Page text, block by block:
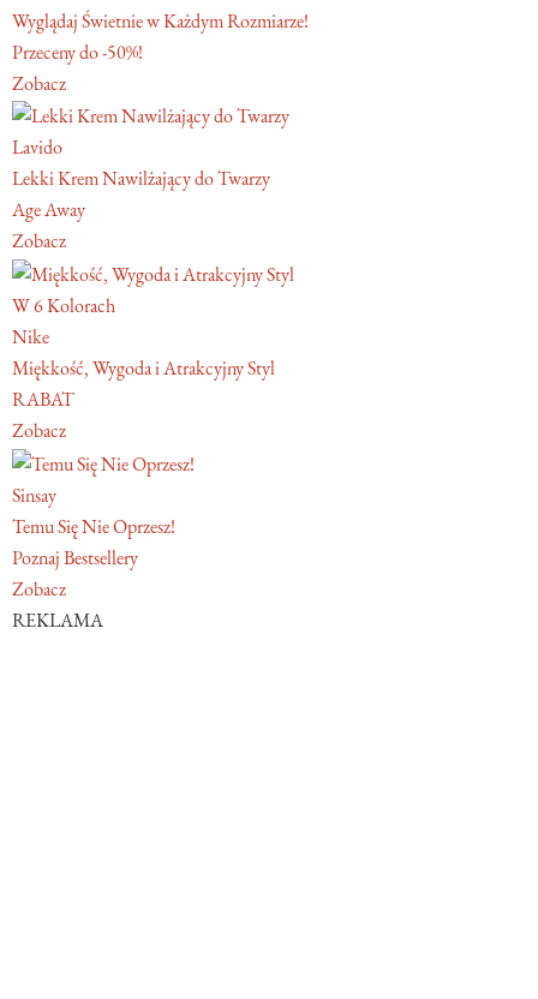
Wyglądaj Świetnie w Każdym Rozmiarze!
Przeceny do -50%!
Zobacz
Lavido
Lekki Krem Nawilżający do Twarzy
Age Away
Zobacz
W 6 Kolorach
Nike
Miękkość, Wygoda i Atrakcyjny Styl
RABAT
Zobacz
Sinsay
Temu Się Nie Oprzesz!
Poznaj Bestsellery
Zobacz
REKLAMA